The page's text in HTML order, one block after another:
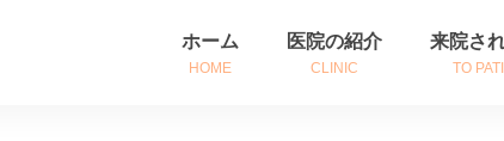
ホーム
HOME
医院の紹介
CLINIC
来院さ
TO